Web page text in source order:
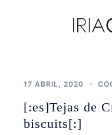
17 ABRIL, 2020
[:es]Tejas de
biscuits[:]